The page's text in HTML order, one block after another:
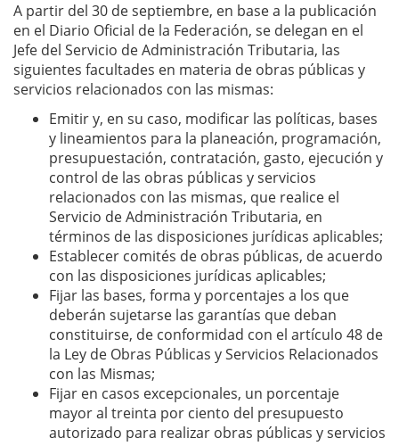
A partir del 30 de septiembre, en base a la publicación
en el Diario Oficial de la Federación, se delegan en el
Jefe del Servicio de Administración Tributaria, las
siguientes facultades en materia de obras públicas y
servicios relacionados con las mismas:
Emitir y, en su caso, modificar las políticas, bases
y lineamientos para la planeación, programación,
presupuestación, contratación, gasto, ejecución y
control de las obras públicas y servicios
relacionados con las mismas, que realice el
Servicio de Administración Tributaria, en
términos de las disposiciones jurídicas aplicables;
Establecer comités de obras públicas, de acuerdo
con las disposiciones jurídicas aplicables;
Fijar las bases, forma y porcentajes a los que
deberán sujetarse las garantías que deban
constituirse, de conformidad con el artículo 48 de
la Ley de Obras Públicas y Servicios Relacionados
con las Mismas;
Fijar en casos excepcionales, un porcentaje
mayor al treinta por ciento del presupuesto
autorizado para realizar obras públicas y servicios